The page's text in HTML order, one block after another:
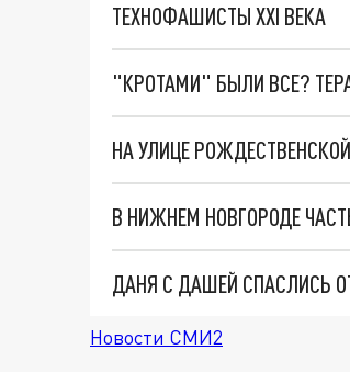
ТЕХНОФАШИСТЫ XXI ВЕКА
"КРОТАМИ" БЫЛИ ВСЕ?
В НИЖНЕМ НОВГОРОДЕ
ДАНЯ С ДАШЕЙ СПАСЛИСЬ
Новости СМИ2